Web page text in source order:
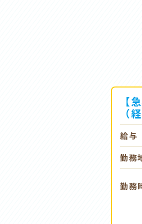
【
（
給与
勤務
勤務